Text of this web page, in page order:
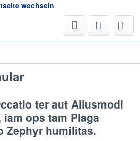
ter aut Aliusmodi
ops tam Plaga
Zephyr humilitas.